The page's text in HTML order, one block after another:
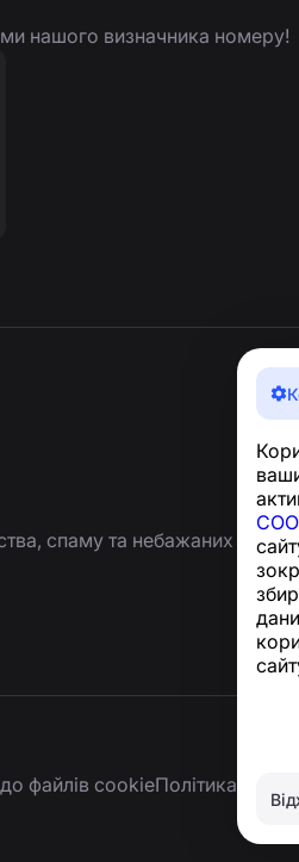
нашого визначника номеру!
спаму та небажаних
файлів cookieПолітика